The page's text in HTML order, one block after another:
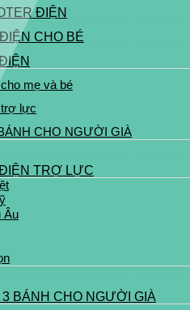
ĐIỆN
CHO BÉ
mẹ và bé
trợ lực
CHO NGƯỜI GIÀ
TRỢ LỰC
Âu
BÁNH CHO NGƯỜI GIÀ